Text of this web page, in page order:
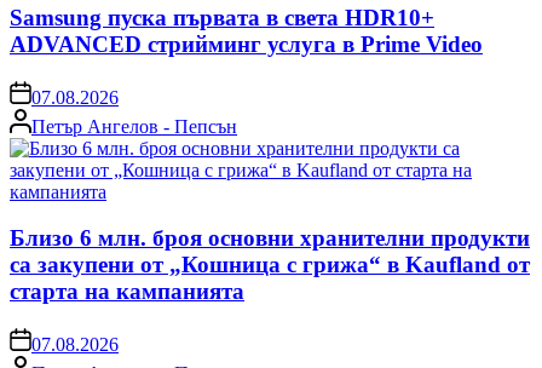
Samsung пуска първата в света HDR10+
ADVANCED стрийминг услуга в Prime Video
on07.08.2026
Posted
by
Петър Ангелов - Пепсън
Близо 6 млн. броя основни хранителни продукти
са закупени от „Кошница с грижа“ в Kaufland от
старта на кампанията
on07.08.2026